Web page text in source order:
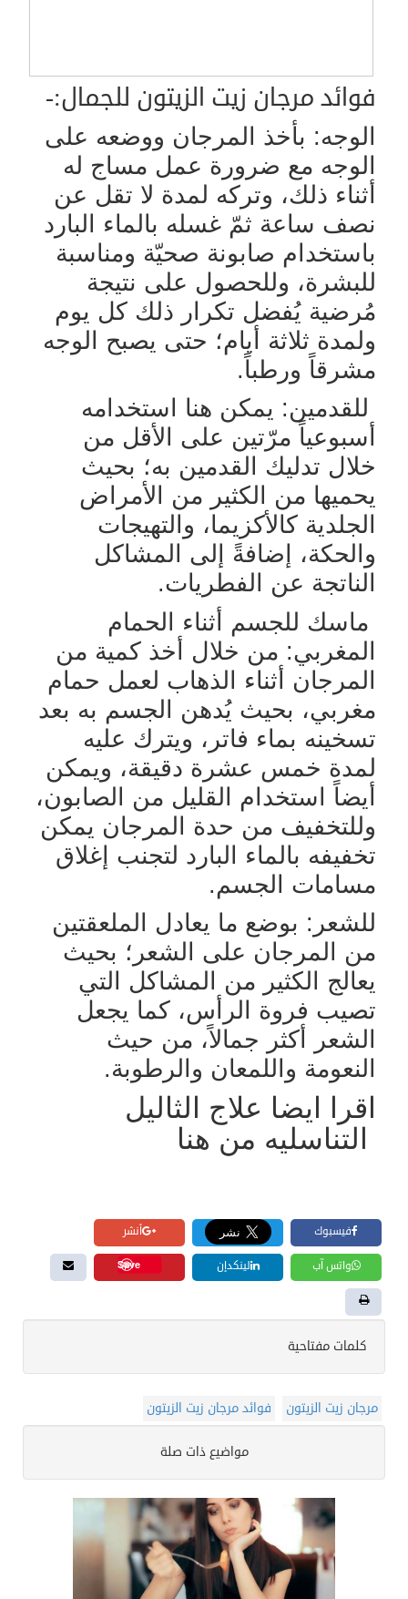
فوائد مرجان زيت الزيتون للجمال:-
الوجه: بأخذ المرجان ووضعه على
الوجه مع ضرورة عمل مساج له
أثناء ذلك، وتركه لمدة لا تقل عن
نصف ساعة ثمّ غسله بالماء البارد
باستخدام صابونة صحيّة ومناسبة
للبشرة، وللحصول على نتيجة
مُرضية يُفضل تكرار ذلك كل يوم
ولمدة ثلاثة أيام؛ حتى يصبح الوجه
مشرقاً ورطباً.
للقدمين: يمكن هنا استخدامه
أسبوعياً مرّتين على الأقل من
خلال تدليك القدمين به؛ بحيث
يحميها من الكثير من الأمراض
الجلدية كالأكزيما، والتهيجات
والحكة، إضافةً إلى المشاكل
الناتجة عن الفطريات.
ماسك للجسم أثناء الحمام
المغربي: من خلال أخذ كمية من
المرجان أثناء الذهاب لعمل حمام
مغربي، بحيث يُدهن الجسم به بعد
تسخينه بماء فاتر، ويترك عليه
لمدة خمس عشرة دقيقة، ويمكن
أيضاً استخدام القليل من الصابون،
وللتخفيف من حدة المرجان يمكن
تخفيفه بالماء البارد لتجنب إغلاق
مسامات الجسم.
للشعر: بوضع ما يعادل الملعقتين
من المرجان على الشعر؛ بحيث
يعالج الكثير من المشاكل التي
تصيب فروة الرأس، كما يجعل
الشعر أكثر جمالاً، من حيث
النعومة واللمعان والرطوبة.
اقرا ايضا علاج الثاليل
فيسبوك أنشر
واتس آب لينكدإن Save
كلمات مفتاحية
مرجان زيت الزيتون فوائد مرجان زيت الزيتون
مواضيع ذات صلة